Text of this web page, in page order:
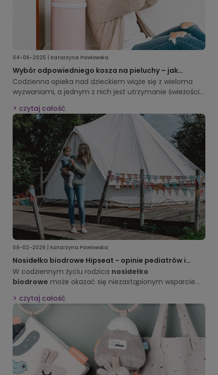
04-06-2025 | Katarzyna Pawłowska
Wybór odpowiedniego kosza na pieluchy – jak
wybrać najlepszy model dla twojej rodziny
Codzienna opieka nad dzieckiem wiąże się z wieloma
wyzwaniami, a jednym z nich jest utrzymanie świeżości i
rozwiązanie, które pomaga rodzicom zachować higienę i
wygodę na co dzień. W tym artykule sprawdzisz, na co
zwrócić uwagę przy jego wyborze i dlaczego warto w
niego zainwestować.
czytaj całość
09-02-2026 | Katarzyna Pawłowska
Nosidełko biodrowe Hipseat - opinie pediatrów i
fizjoterapeutów
W codziennym życiu rodzica nosidełko
biodrowe może okazać się niezastąpionym wsparciem.
kręgosłup, a jednocześnie daje maluchowi poczucie
bliskości. Poznaj szczegóły i sprawdź, dlaczego warto
zdecydować się na ten rodzaj nosidełka.
czytaj całość